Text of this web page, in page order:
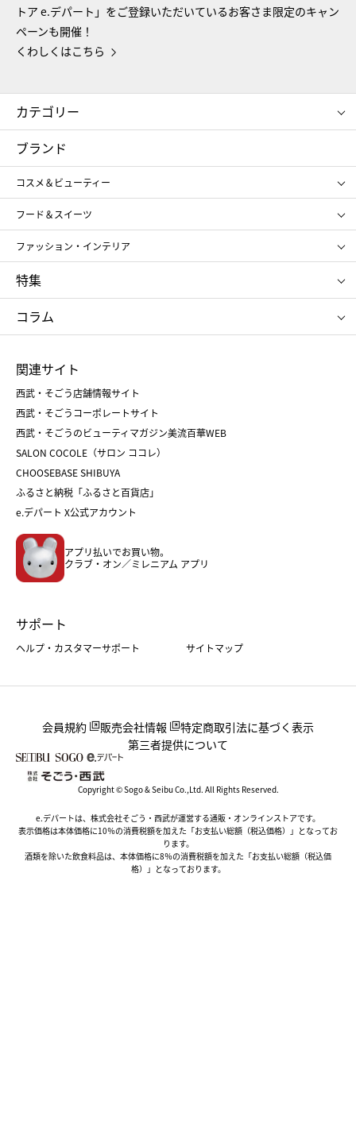
トア e.デパート」をご登録いただいているお客さま限定のキャン
ペーンも開催！
くわしくはこちら
カテゴリー
コスメ＆ビューティー
ギフト
レディース
メンズ
スポーツ・アウトドア
お中元
お歳暮
ブランド
コスメ＆ビューティー
SHISEIDO
ポール&ジョー ボーテ
ジルスチュアート
NARS
RMK
クリニーク
SK-Ⅱ
フード＆スイーツ
アンリ・シャルパンティエ
ゴディバ
新宿高野
たねや
ねんりん家
ファッション・インテリア
ポロ ラルフ ローレン
タケオ キクチ
ママ＆キッズ
シュタイフ
特集
お中元
ひな人形
五月人形
父の日
クリスマスケーキ
ホワイトデー
コラム
菓子折り
和菓子
人気のギフト
バレンタイン
ホワイトデー
おせち
フード
ホーム・キッチン＆アート
関連サイト
西武・そごう店舗情報サイト
西武・そごうコーポレートサイト
西武・そごうのビューティマガジン美流百華WEB
SALON COCOLE（サロン ココレ）
CHOOSEBASE SHIBUYA
ふるさと納税「ふるさと百貨店」
e.デパート X公式アカウント
アプリ払いでお買い物。
クラブ・オン／ミレニアム アプリ
サポート
ヘルプ・カスタマーサポート サイトマップ
会員規約 販売会社情報
特定商取引法に基づく表示
第三者提供について
Copyright © Sogo & Seibu Co.,Ltd. All Rights Reserved.
e.デパートは、株式会社そごう・西武が運営する通販・オンラインストアです。
表示価格は本体価格に10％の消費税額を加えた「お支払い総額（税込価格）」となってお
ります。
酒類を除いた飲食料品は、本体価格に8％の消費税額を加えた「お支払い総額（税込価
格）」となっております。